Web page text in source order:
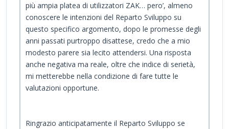
più ampia platea di utilizzatori ZAK… pero’, almeno
conoscere le intenzioni del Reparto Sviluppo su
questo specifico argomento, dopo le promesse degli
anni passati purtroppo disattese, credo che a mio
modesto parere sia lecito attendersi. Una risposta
anche negativa ma reale, oltre che indice di serietà,
mi metterebbe nella condizione di fare tutte le
valutazioni opportune.
Ringrazio anticipatamente il Reparto Sviluppo se